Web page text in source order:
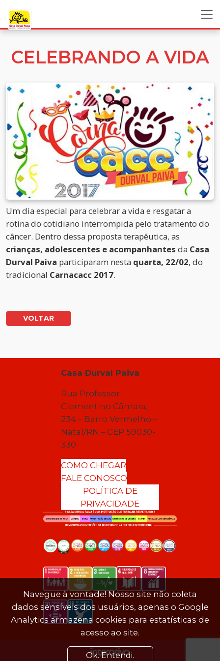
CELEBRANDO A VIDA
Um dia especial para celebrar a vida e resgatar a
rotina do cotidiano interrompida pelo tratamento do
câncer. Dentro dessa proposta terapêutica, as
crianças, adolescentes e acompanhantes da Casa
Durval Paiva participaram nesta quarta, 22/02, do
tradicional Carnacacc 2017.
VOLTAR
Casa Durval Paiva
Rua Professor
Clementino Câmara,
234 – Barro Vermelho –
Natal/RN – CEP 59030-
330
COMO CHEGAR
FALE CONOSCO
POLÍTICA DE
PRIVACIDADE
Navegue à vontade! Nosso site não coleta
dados sensíveis dos usuários, apenas o Google
Analytics armazena cookies para estatísticas de
acesso ao site.
Ok. Entendi.